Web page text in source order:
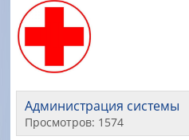
Администрация системы
Просмотров: 1574